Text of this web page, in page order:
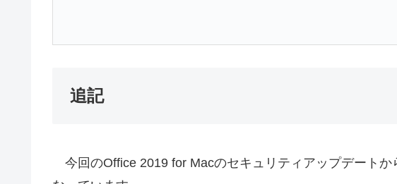
追記
今回のOffice 2019 for Macのセキュリティアップデートか